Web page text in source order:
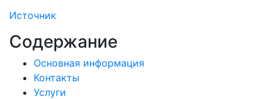
Источник
Содержание
Основная информация
Контакты
Услуги